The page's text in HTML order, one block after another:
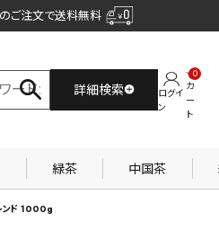
ご注文で送料無料
詳細検索
ログイ
ン
カ
ー
ト
0
緑茶 中国茶
ンド 1000g